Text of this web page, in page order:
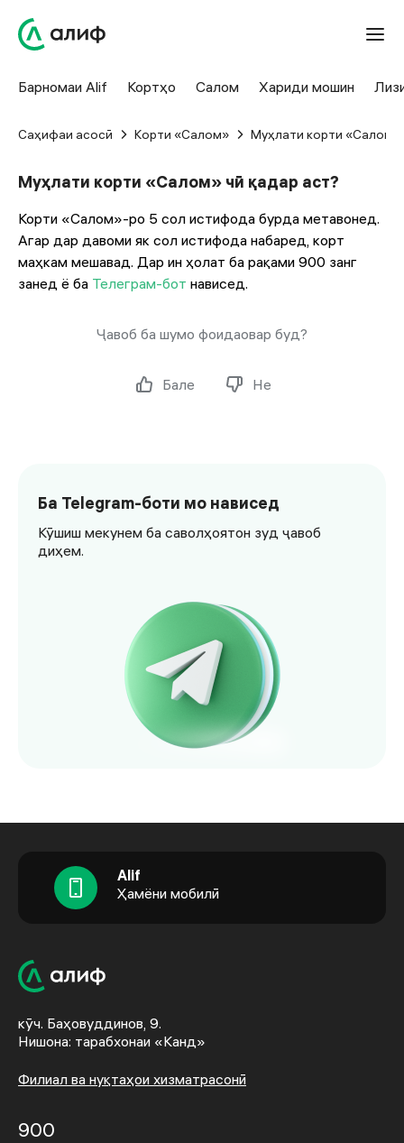
Барномаи Alif Кортҳо Салом Хариди мошин
Саҳифаи асосӣ Корти «Салом» Муҳлати корти «Салом»
Муҳлати корти «Салом» чӣ қадар аст?
Корти «Салом»-ро 5 сол истифода бурда метавонед.
Агар дар давоми як сол истифода набаред, корт
маҳкам мешавад. Дар ин ҳолат ба рақами 900 занг
занед ё ба Телеграм-бот нависед.
Ҷавоб ба шумо фоидаовар буд?
Бале Не
Ба Telegram-боти мо нависед
Кӯшиш мекунем ба саволҳоятон зуд ҷавоб
диҳем.
Alif
Ҳамёни мобилӣ
кӯч. Баҳовуддинов, 9.
Нишона: тарабхонаи «Канд»
Филиал ва нуқтаҳои хизматрасонӣ
900